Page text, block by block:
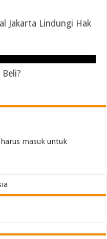
Jakarta Lindungi Hak
masuk untuk